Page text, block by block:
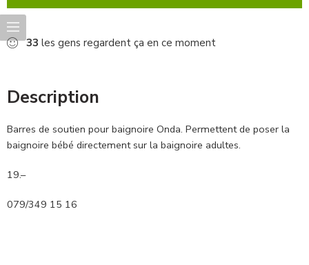
33 les gens regardent ça en ce moment
Description
Barres de soutien pour baignoire Onda. Permettent de poser la
baignoire bébé directement sur la baignoire adultes.
19.–
079/349 15 16